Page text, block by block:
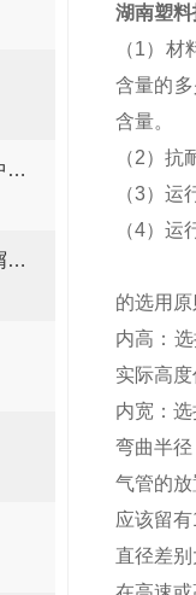
钢板防护罩在工业设备安全保护中的应用与优化
哪些因素影响了机床排屑机的排屑量？
湖南塑
（1）
含量的
含量。
（2）
（3）
（4）
的选
内高：
实际高
内宽：
弯曲半
气管的
应该留
直径差